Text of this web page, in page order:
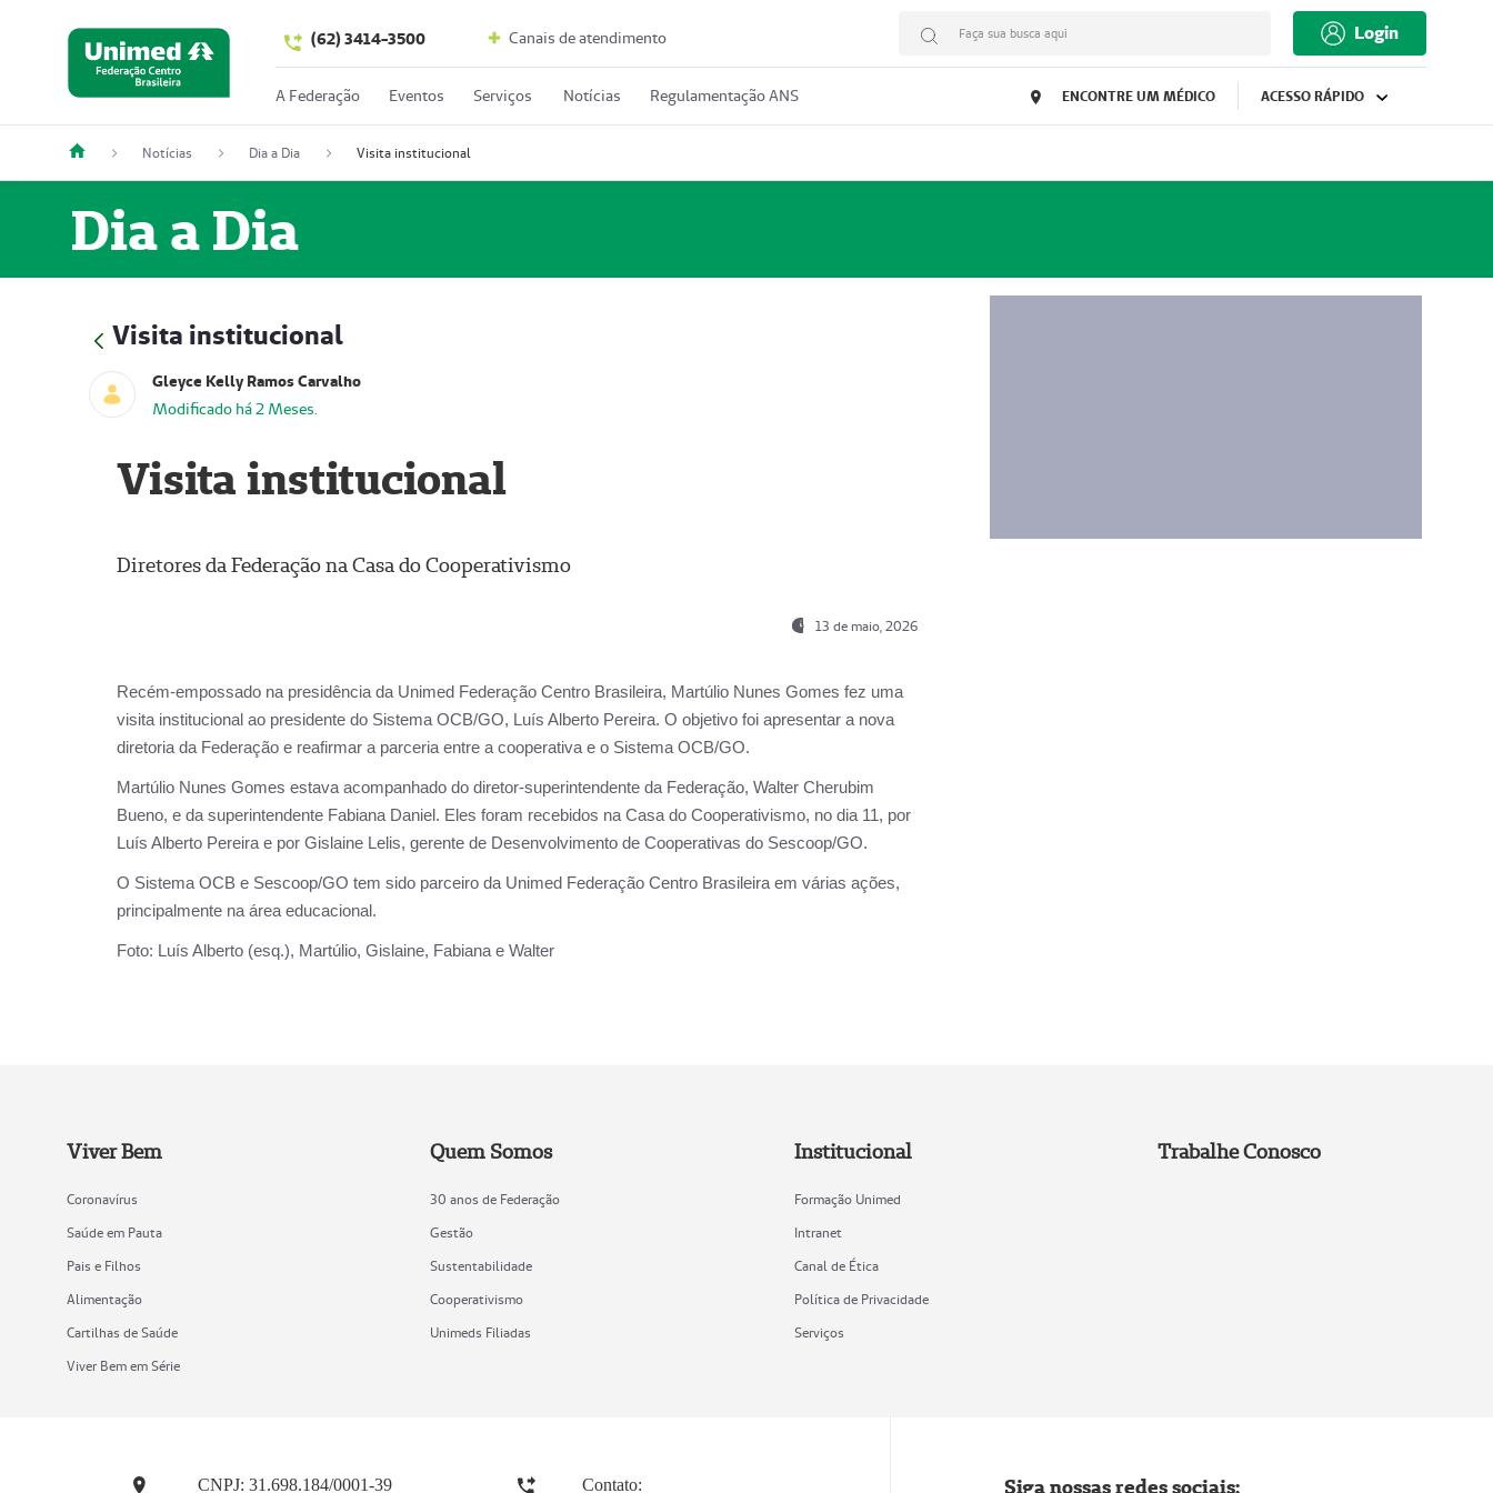
(62) 3414-3500 Canais de atendimento Faça sua busca aqui Login
A Federação Eventos Serviços Notícias Regulamentação ANS ENCONTRE UM MÉDICO ACESSO RÁPIDO
Notícias Dia a Dia Visita institucional
Dia a Dia
Visita institucional
Gleyce Kelly Ramos Carvalho
Modificado há 2 Meses.
Visita institucional
Diretores da Federação na Casa do Cooperativismo
13 de maio, 2026
Recém-empossado na presidência da Unimed Federação Centro Brasileira, Martúlio Nunes Gomes fez uma
visita institucional ao presidente do Sistema OCB/GO, Luís Alberto Pereira. O objetivo foi apresentar a nova
diretoria da Federação e reafirmar a parceria entre a cooperativa e o Sistema OCB/GO.
Martúlio Nunes Gomes estava acompanhado do diretor-superintendente da Federação, Walter Cherubim
Bueno, e da superintendente Fabiana Daniel. Eles foram recebidos na Casa do Cooperativismo, no dia 11, por
Luís Alberto Pereira e por Gislaine Lelis, gerente de Desenvolvimento de Cooperativas do Sescoop/GO.
O Sistema OCB e Sescoop/GO tem sido parceiro da Unimed Federação Centro Brasileira em várias ações,
principalmente na área educacional.
Foto: Luís Alberto (esq.), Martúlio, Gislaine, Fabiana e Walter
Viver Bem
Coronavírus
Saúde em Pauta
Pais e Filhos
Alimentação
Cartilhas de Saúde
Viver Bem em Série
Quem Somos
30 anos de Federação
Gestão
Sustentabilidade
Cooperativismo
Unimeds Filiadas
Institucional
Formação Unimed
Intranet
Canal de Ética
Política de Privacidade
Serviços
Trabalhe Conosco
CNPJ: 31.698.184/0001-39 Contato: Siga nossas redes sociais: